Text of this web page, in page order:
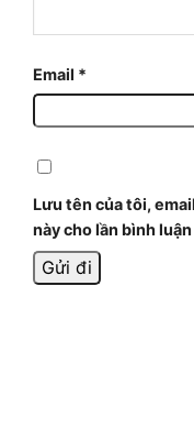
Email *
Lưu tên của tôi,
này cho lần bình